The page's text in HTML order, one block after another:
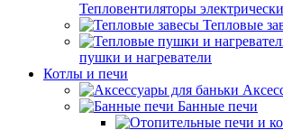
Тепловентиляторы
Тепловые
пушки и нагреватели
Котлы и печи
Банные печи